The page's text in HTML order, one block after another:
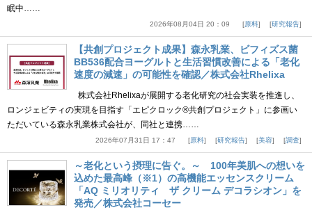
眠中……
2026年08月04日 20：09 原料 研究報告
【共創プロジェクト成果】森永乳業、ビフィズス菌
BB536配合ヨーグルトと生活習慣改善による「老化
速度の減速」の可能性を確認／株式会社Rhelixa
株式会社Rhelixaが展開する老化研究の社会実装を推進し、
ロンジェビティの実現を目指す「エピクロック®共創プロジェクト」に参画い
ただいている森永乳業株式会社が、同社と連携……
2026年07月31日 17：47 原料 研究報告 美容 調査
～老化という摂理に告ぐ。～ 100年美肌への想いを
込めた最高峰（※1）の高機能エッセンスクリーム
「AQ ミリオリティ ザ クリーム デコラシオン」を
発売／株式会社コーセー